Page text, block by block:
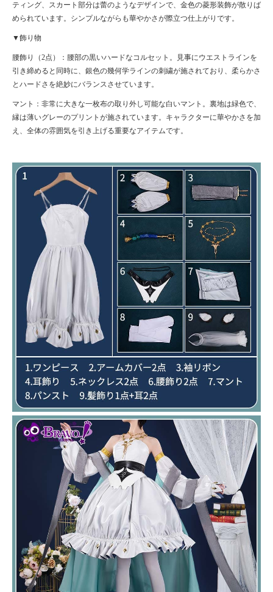
ティング、スカート部分は蕾のようなデザインで、金色の菱形装飾が散りば
められています。シンプルながらも華やかさが際立つ仕上がりです。
▼飾り物
腰飾り（2点）：腰部の黒いハードなコルセット。見事にウエストラインを
引き締めると同時に、銀色の幾何学ラインの刺繍が施されており、柔らかさ
とハードさを絶妙にバランスさせています。
マント：非常に大きな一枚布の取り外し可能な白いマント。裏地は緑色で、
縁は薄いグレーのプリントが施されています。キャラクターに華やかさを加
え、全体の雰囲気を引き上げる重要なアイテムです。